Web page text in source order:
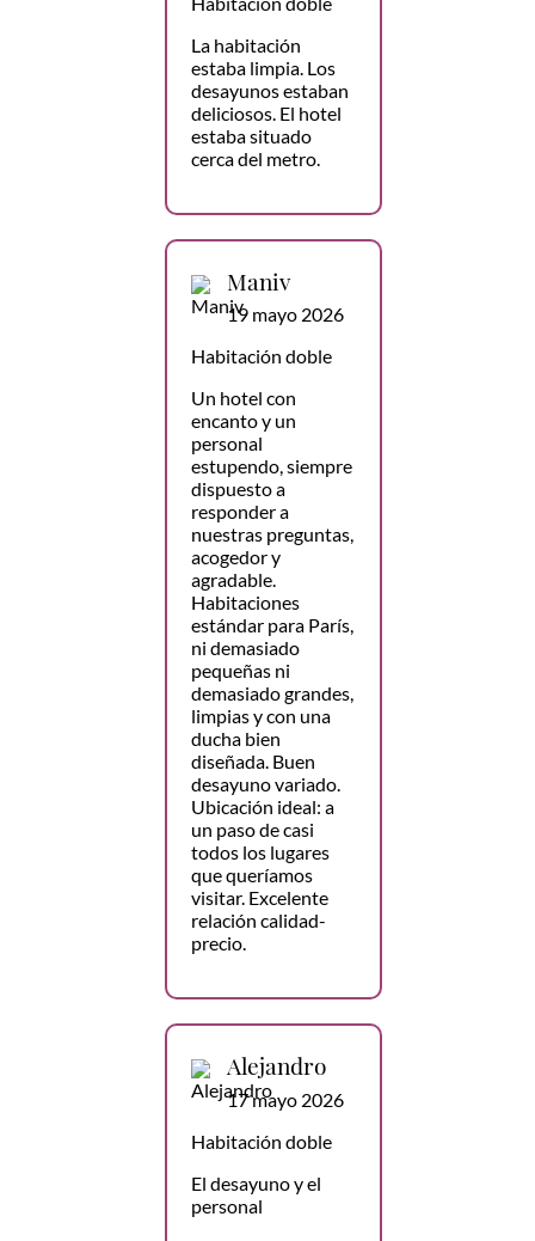
La habitación
estaba limpia. Los
desayunos estaban
deliciosos. El hotel
estaba situado
cerca del metro.
Maniv
19 mayo 2026
Habitación doble
Un hotel con
encanto y un
personal
estupendo, siempre
dispuesto a
responder a
nuestras preguntas,
acogedor y
agradable.
Habitaciones
estándar para París,
ni demasiado
pequeñas ni
demasiado grandes,
limpias y con una
ducha bien
diseñada. Buen
desayuno variado.
Ubicación ideal: a
un paso de casi
todos los lugares
que queríamos
visitar. Excelente
relación calidad-
precio.
Alejandro
17 mayo 2026
Habitación doble
El desayuno y el
personal